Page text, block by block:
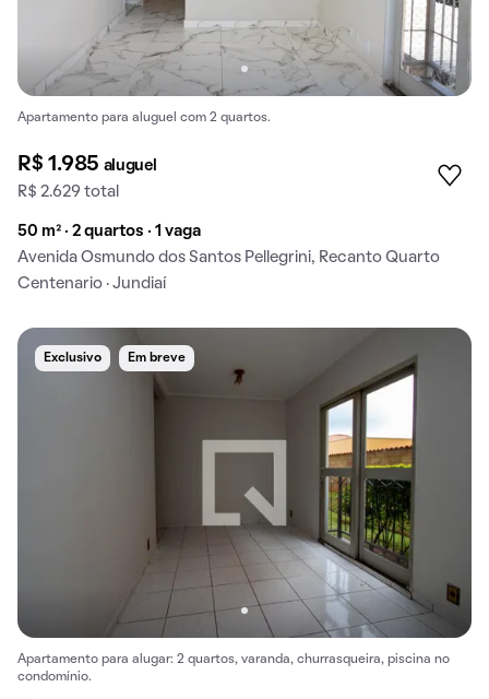
Apartamento para aluguel com 2 quartos.
R$ 1.985 aluguel
R$ 2.629 total
50 m² · 2 quartos · 1 vaga
Avenida Osmundo dos Santos Pellegrini, Recanto Quarto
Centenario · Jundiaí
Exclusivo Em breve
Apartamento para alugar: 2 quartos, varanda, churrasqueira, piscina no
condomínio.